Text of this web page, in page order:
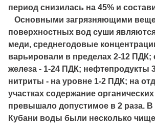
период снизилась на 45% и
Основными загрязняющими
поверхностных вод суши
меди, среднегодовые
варьировали в пределах 2-12 ПДК;
железа - 1-24 ПДК; нефтепродукты
нитриты - на уровне 1-2 ПДК; на
участках содержание
превышало допустимое в 2 раза. В
Кубани воды были несколько